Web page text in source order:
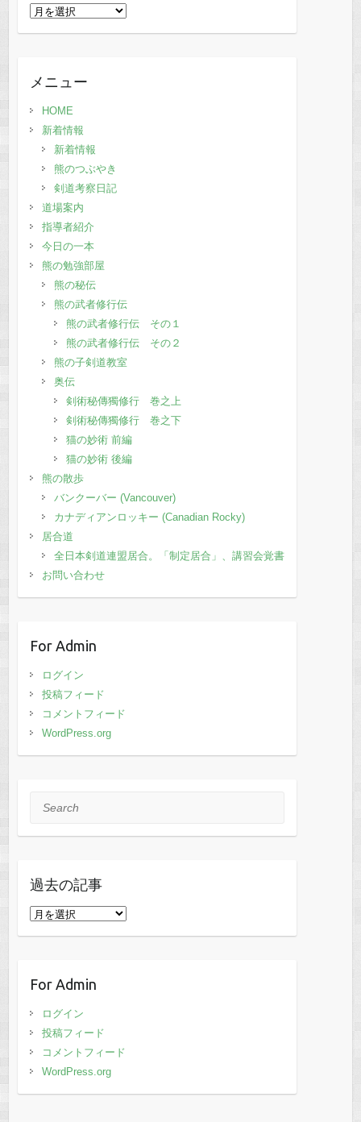
過
事メニュー
HOME
新着情報
新着情報
熊のつぶやき
剣道考察日記
道場案内
指導者紹介
今日の一本
熊の勉強部屋
熊の秘伝
熊の武者修行伝
熊の武者修行伝 その１
熊の武者修行伝 その２
熊の子剣道教室
奥伝
剣術秘傳獨修行 巻之上
剣術秘傳獨修行 巻之下
猫の妙術 前編
猫の妙術 後編
熊の散歩
バンクーバー (Vancouver)
カナディアンロッキー (Canadian Rocky)
居合道
全日本剣道連盟居合。「制定居合」、講習会覚書
お問い合わせ
For Admin
ログイン
投稿フィード
コメントフィード
WordPress.org
Search
過去の記事
過
事
For Admin
ログイン
投稿フィード
コメントフィード
WordPress.org